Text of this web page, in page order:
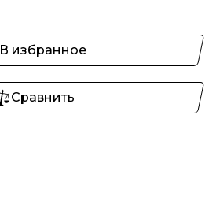
В избранное
Сравнить